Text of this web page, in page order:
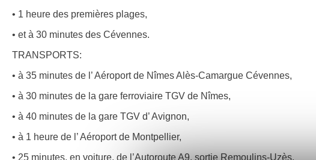
• 1 heure des premières plages,
• et à 30 minutes des Cévennes.
TRANSPORTS:
• à 35 minutes de l’ Aéroport de Nîmes Alès-Camargue Cévennes,
• à 30 minutes de la gare ferroviaire TGV de Nîmes,
• à 40 minutes de la gare TGV d’ Avignon,
• à 1 heure de l’ Aéroport de Montpellier,
• 25 minutes, en voiture, de l’Autoroute A9, sortie Remoulins-Uzès.